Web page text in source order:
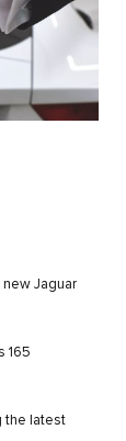
Jaguar
165
the latest